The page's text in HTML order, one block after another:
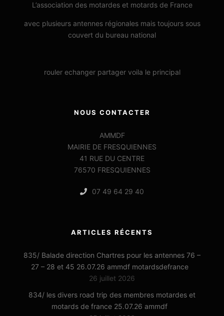
L’association des motardes et motards de France
avec plusieurs antennes régionales mais toujours sous
couvert du bureau national
rouler echanger partager voila le principal
NOUS CONTACTER
AMMDF
MAIRIE DE FRESQUIENNES
41 RUE DU CENTRE
76570 FRESQUIENNES
07 49 64 29 40
ARTICLES RÉCENTS
835/ Balade direction Chartres pour les antennes 76 –
27 – 28 et 45 26.07.26 ammdf motardsdefrance
26 juillet 2026
834/ les divers road trip des membres motardes et
motards de france 25.07.26 ammdf